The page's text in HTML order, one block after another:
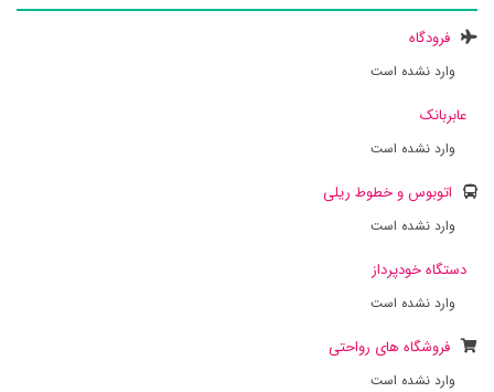
فرودگاه
وارد نشده است
عابربانک
وارد نشده است
اتوبوس و خطوط ریلی
وارد نشده است
دستگاه خودپرداز
وارد نشده است
فروشگاه های رواحتی
وارد نشده است